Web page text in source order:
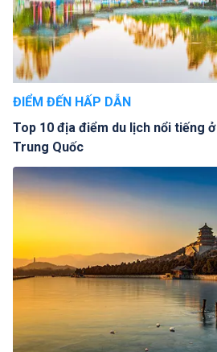
ĐIỂM ĐẾN HẤP DẪN
Top 10 địa điểm du lịch nổi tiếng
Trung Quốc